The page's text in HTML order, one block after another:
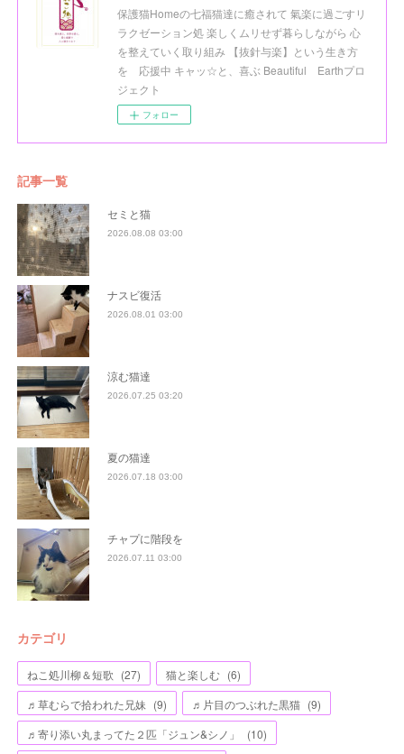
保護猫Homeの七福猫達に癒されて 氣楽に過ごすリ
ラクゼーション処 楽しくムリせず暮らしながら 心
を整えていく取り組み 【抜針与楽】という生き方
を 応援中 キャッ☆と、喜ぶ Beautiful Earthプロ
ジェクト
フォロー
記事一覧
セミと猫
2026.08.08 03:00
ナスビ復活
2026.08.01 03:00
涼む猫達
2026.07.25 03:20
夏の猫達
2026.07.18 03:00
チャプに階段を
2026.07.11 03:00
カテゴリ
ねこ処川柳＆短歌 (27) 猫と楽しむ (6)
♬草むらで拾われた兄妹 (9) ♬片目のつぶれた黒猫 (9)
♬寄り添い丸まってた２匹「ジュン&シノ」
(10)